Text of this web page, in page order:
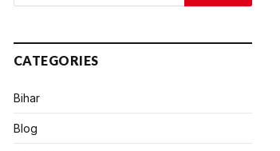
CATEGORIES
Bihar
Blog